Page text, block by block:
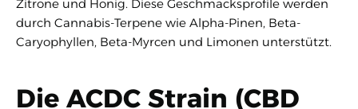
Zitrone und Honig. Diese Geschmacksprofile werden
durch Cannabis-Terpene wie Alpha-Pinen, Beta-
Caryophyllen, Beta-Myrcen und Limonen unterstützt.
Die ACDC Strain (CBD